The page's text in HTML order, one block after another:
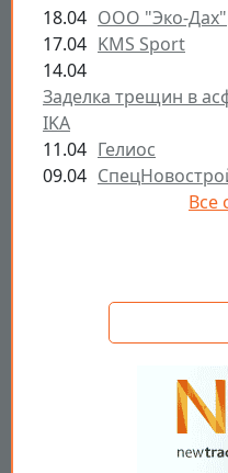
18.04 ООО "Эко-Дах"
17.04 KMS Sport
14.04
Заделка трещин в
IKA
11.04 Гелиос
09.04
Все